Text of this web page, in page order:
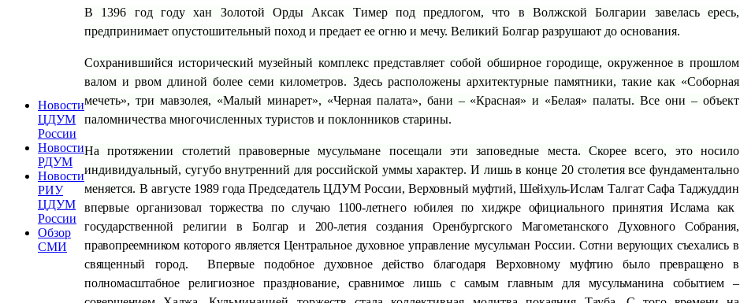
Новости
ЦДУМ
России
Новости
РДУМ
Новости
РИУ
ЦДУМ
России
Обзор
СМИ
В 1396 год году хан Золотой Орды Аксак Тимер под предлогом, что в Волжской Болгарии завелась ересь,
предпринимает опустошительный поход и предает ее огню и мечу. Великий Болгар разрушают до основания.
Сохранившийся исторический музейный комплекс представляет собой обширное городище, окруженное в прошлом
валом и рвом длиной более семи километров. Здесь расположены архитектурные памятники, такие как «Соборная
мечеть», три мавзолея, «Малый минарет», «Черная палата», бани – «Красная» и «Белая» палаты. Все они – объект
паломничества многочисленных туристов и поклонников старины.
На протяжении столетий правоверные мусульмане посещали эти заповедные места. Скорее всего, это носило
индивидуальный, сугубо внутренний для российской уммы характер. И лишь в конце 20 столетия все фундаментально
меняется. В августе 1989 года Председатель ЦДУМ России, Верховный муфтий, Шейхуль-Ислам Талгат Сафа Таджуддин
впервые организовал торжества по случаю 1100-летнего юбилея по хиджре официального принятия Ислама как
государственной религии в Болгар и 200-летия создания Оренбургского Магометанского Духовного Собрания,
правопреемником которого является Центральное духовное управление мусульман России. Сотни верующих съехались в
священный город. Впервые подобное духовное действо благодаря Верховному муфтию было превращено в
полномасштабное религиозное празднование, сравнимое лишь с самым главным для мусульманина событием –